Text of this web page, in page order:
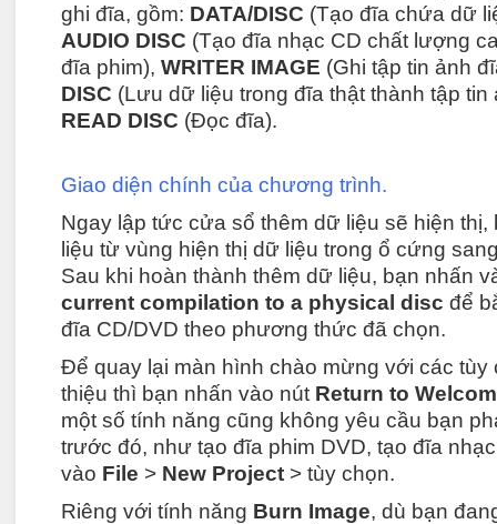
ghi đĩa, gồm: DATA/DISC (Tạo đĩa chứa dữ
AUDIO DISC (Tạo đĩa nhạc CD chất lượng
đĩa phim), WRITER IMAGE (Ghi tập tin ảnh
DISC (Lưu dữ liệu trong đĩa thật thành tập tin
READ DISC (Đọc đĩa).
Giao diện chính của chương trình.
Ngay lập tức cửa sổ thêm dữ liệu sẽ hiện
liệu từ vùng hiện thị dữ liệu trong ổ cứng
Sau khi hoàn thành thêm dữ liệu, bạn nhấn
current compilation to a physical disc để
đĩa CD/DVD theo phương thức đã chọn.
Để quay lại màn hình chào mừng với các tùy
thiệu thì bạn nhấn vào nút Return to
một số tính năng cũng không yêu cầu bạn
trước đó, như tạo đĩa phim DVD, tạo đĩa
vào File > New Project > tùy chọn.
Riêng với tính năng Burn Image, dù bạn